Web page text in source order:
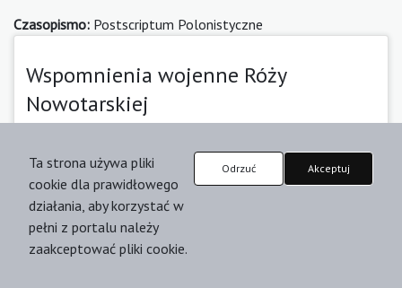
Czasopismo: Postscriptum Polonistyczne
Wspomnienia wojenne Róży
Nowotarskiej
Data publikacji: 22-11-2023 |
Abstrakt | s. 1-17
2023-11-22
Ta strona używa pliki
cookie dla prawidłowego
działania, aby korzystać w
pełni z portalu należy
zaakceptować pliki cookie.
Odrzuć Akceptuj